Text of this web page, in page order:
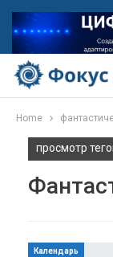
Home
просмотр
Календарь